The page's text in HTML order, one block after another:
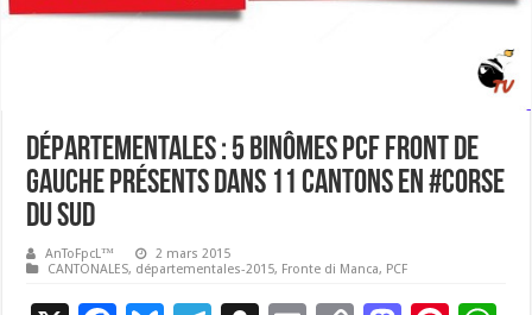
Départementales : 5 binômes PCF Front de
Gauche présents dans 11 cantons en #Corse
du Sud
AnToFpcL™
2 mars 2015
CANTONALES, départementales-2015, Fronte di Manca, PCF